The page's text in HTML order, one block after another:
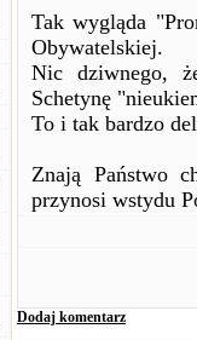
Tak wygląda
Obywatelskiej.
Nic dziwnego,
Schetynę
To i tak bardzo
Znają Państwo
przynosi wstydu
Dodaj komentarz